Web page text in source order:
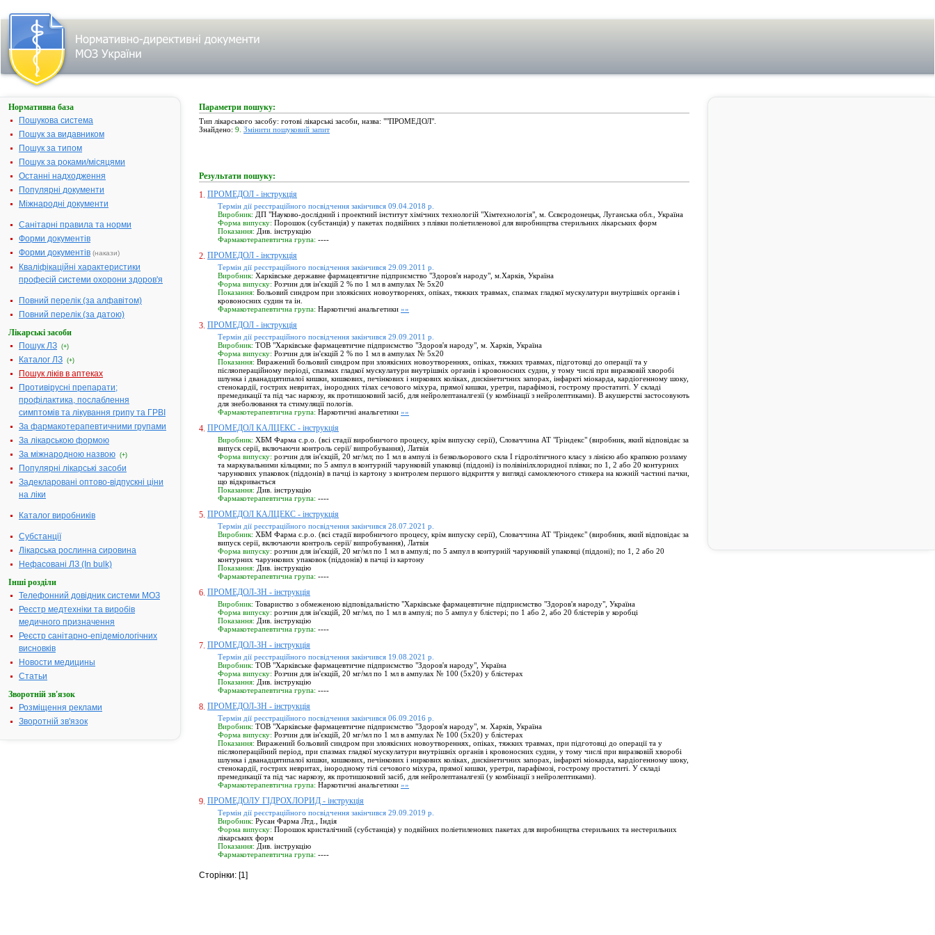
Нормативна база
Пошукова система
Пошук за видавником
Пошук за типом
Пошук за роками/місяцями
Останні надходження
Популярні документи
Міжнародні документи
Санітарні правила та норми
Форми документів
Форми документів (накази)
Кваліфікаційні характеристики
професій системи охорони здоров'я
Повний перелік (за алфавітом)
Повний перелік (за датою)
Лікарські засоби
Пошук ЛЗ (+)
Каталог ЛЗ (+)
Пошук ліків в аптеках
Противірусні препарати;
профілактика, послаблення
симптомів та лікування грипу та ГРВІ
За фармакотерапевтичними групами
За лікарською формою
За міжнародною назвою (+)
Популярні лікарські засоби
Задекларовані оптово-відпускні ціни
на ліки
Каталог виробників
Субстанції
Лікарська рослинна сировина
Нефасовані ЛЗ (In bulk)
Інші розділи
Телефонний довідник системи МОЗ
Реєстр медтехніки та виробів
медичного призначення
Реєстр санітарно-епідеміологічних
висновків
Новости медицины
Статьи
Зворотній зв'язок
Розміщення реклами
Зворотній зв'язок
Параметри пошуку:
Тип лікарського засобу: готові лікарські засоби, назва: ""ПРОМЕДОЛ".
Знайдено: 9. Змінити пошуковий запит
Результати пошуку:
1. ПРОМЕДОЛ - інструкція
Термін дії реєстраційного посвідчення закінчився 09.04.2018 р.
Виробник: ДП "Науково-дослідний і проектний інститут хімічних технологій "Хімтехнологія", м. Сєвєродонецьк, Луганська обл., Україна
Форма випуску: Порошок (субстанція) у пакетах подвійних з плівки поліетиленової для виробництва стерильних лікарських форм
Показання: Див. інструкцію
Фармакотерапевтична група: ----
2. ПРОМЕДОЛ - інструкція
Термін дії реєстраційного посвідчення закінчився 29.09.2011 р.
Виробник: Харківське державне фармацевтичне підприємство "Здоров'я народу", м.Харків, Україна
Форма випуску: Розчин для ін'єкцій 2 % по 1 мл в ампулах № 5х20
Показання: Больовий синдром при злоякісних новоутворенях, опіках, тяжких травмах, спазмах гладкої мускулатури внутрішніх органів і
кровоносних судин та ін.
Фармакотерапевтична група: Наркотичні анальгетики »»
3. ПРОМЕДОЛ - інструкція
Термін дії реєстраційного посвідчення закінчився 29.09.2011 р.
Виробник: ТОВ "Харківське фармацевтичне підприємство "Здоров'я народу", м. Харків, Україна
Форма випуску: Розчин для ін'єкцій 2 % по 1 мл в ампулах № 5х20
Показання: Виражений больовий синдром при злоякісних новоутвореннях, опіках, тяжких травмах, підготовці до операції та у
післяопераційному періоді, спазмах гладкої мускулатури внутрішніх органів і кровоносних судин, у тому числі при виразковій хворобі
шлунка і дванадцятипалої кишки, кишкових, печінкових і ниркових коліках, дискінетичних запорах, інфаркті міокарда, кардіогенному шоку,
стенокардії, гострих невритах, інородних тілах сечового міхура, прямої кишки, уретри, парафімозі, гострому простатиті. У складі
премедикації та під час наркозу, як протишоковий засіб, для нейролептаналгезії (у комбінації з нейролептиками). В акушерстві застосовують
для знеболювання та стимуляції пологів.
Фармакотерапевтична група: Наркотичні анальгетики »»
4. ПРОМЕДОЛ КАЛЦЕКС - інструкція
Виробник: ХБМ Фарма с.р.о. (всі стадії виробничого процесу, крім випуску серії), Словаччина АТ "Гріндекс" (виробник, який відповідає за
випуск серії, включаючи контроль серії/ випробування), Латвія
Форма випуску: розчин для ін'єкцій, 20 мг/мл; по 1 мл в ампулі із безкольорового скла І гідролітичного класу з лінією або крапкою розламу
та маркувальними кільцями; по 5 ампул в контурній чарунковій упаковці (піддоні) із полівінілхлоридної плівки; по 1, 2 або 20 контурних
чарункових упаковок (піддонів) в пачці із картону з контролем першого відкриття у вигляді самоклеючого стикера на кожній частині пачки,
що відкривається
Показання: Див. інструкцію
Фармакотерапевтична група: ----
5. ПРОМЕДОЛ КАЛЦЕКС - інструкція
Термін дії реєстраційного посвідчення закінчився 28.07.2021 р.
Виробник: ХБМ Фарма с.р.о. (всі стадії виробничого процесу, крім випуску серії), Словаччина АТ "Гріндекс" (виробник, який відповідає за
випуск серії, включаючи контроль серії/ випробування), Латвія
Форма випуску: розчин для ін'єкцій, 20 мг/мл по 1 мл в ампулі; по 5 ампул в контурній чарунковій упаковці (піддоні); по 1, 2 або 20
контурних чарункових упаковок (піддонів) в пачці із картону
Показання: Див. інструкцію
Фармакотерапевтична група: ----
6. ПРОМЕДОЛ-ЗН - інструкція
Виробник: Товариство з обмеженою відповідальністю "Харківське фармацевтичне підприємство "Здоров'я народу", Україна
Форма випуску: розчин для ін'єкцій, 20 мг/мл, по 1 мл в ампулі; по 5 ампул у блістері; по 1 або 2, або 20 блістерів у коробці
Показання: Див. інструкцію
Фармакотерапевтична група: ----
7. ПРОМЕДОЛ-ЗН - інструкція
Термін дії реєстраційного посвідчення закінчився 19.08.2021 р.
Виробник: ТОВ "Харківське фармацевтичне підприємство "Здоров'я народу", Україна
Форма випуску: Розчин для ін'єкцій, 20 мг/мл по 1 мл в ампулах № 100 (5х20) у блістерах
Показання: Див. інструкцію
Фармакотерапевтична група: ----
8. ПРОМЕДОЛ-ЗН - інструкція
Термін дії реєстраційного посвідчення закінчився 06.09.2016 р.
Виробник: ТОВ "Харківське фармацевтичне підприємство "Здоров'я народу", м. Харків, Україна
Форма випуску: Розчин для ін'єкцій, 20 мг/мл по 1 мл в ампулах № 100 (5х20) у блістерах
Показання: Виражений больовий синдром при злоякісних новоутвореннях, опіках, тяжких травмах, при підготовці до операції та у
післяопераційний період, при спазмах гладкої мускулатури внутрішніх органів і кровоносних судин, у тому числі при виразковій хворобі
шлунка і дванадцятипалої кишки, кишкових, печінкових і ниркових коліках, дискінетичних запорах, інфаркті міокарда, кардіогенному шоку,
стенокардії, гострих невритах, інородному тілі сечового міхура, прямої кишки, уретри, парафімозі, гострому простатиті. У складі
премедикації та під час наркозу, як протишоковий засіб, для нейролептаналгезії (у комбінації з нейролептиками).
Фармакотерапевтична група: Наркотичні анальгетики »»
9. ПРОМЕДОЛУ ГІДРОХЛОРИД - інструкція
Термін дії реєстраційного посвідчення закінчився 29.09.2019 р.
Виробник: Русан Фарма Лтд., Індія
Форма випуску: Порошок кристалічний (субстанція) у подвійних поліетиленових пакетах для виробництва стерильних та нестерильних
лікарських форм
Показання: Див. інструкцію
Фармакотерапевтична група: ----
Сторінки: [1]